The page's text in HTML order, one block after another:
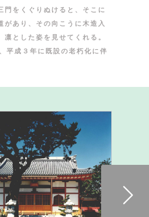
門をくぐりぬけると、そこに
があり、その向こうに木造入
とした姿を見せてくれる。
平成３年に既設の老朽化に伴